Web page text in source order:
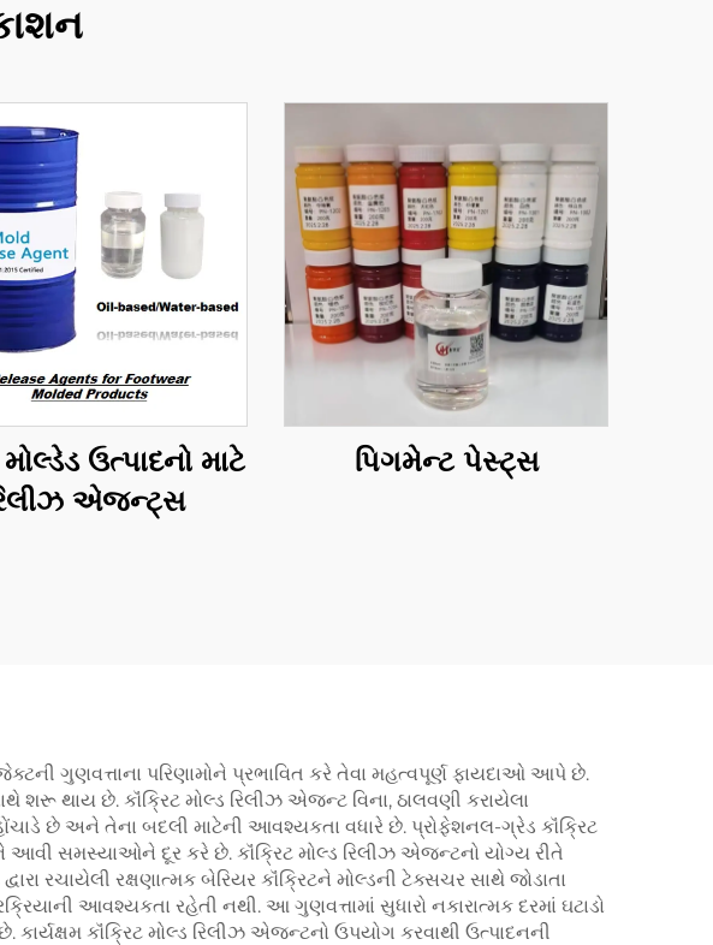
ઉત્પાદનો માટે
એજન્ટ્સ
પિગમેન્ટ પેસ્ટ્સ
ગુણવત્તાના પરિણામોને પ્રભાવિત કરે તેવા મહત્વપૂર્ણ ફાયદાઓ આપે છે.
થાય છે. કૉંક્રિટ મોલ્ડ રિલીઝ એજન્ટ વિના, ઠાલવણી કરાયેલા
છે અને તેના બદલી માટેની આવશ્યકતા વધારે છે. પ્રોફેશનલ-ગ્રેડ કૉંક્રિટ
આવી સમસ્યાઓને દૂર કરે છે. કૉંક્રિટ મોલ્ડ રિલીઝ એજન્ટનો યોગ્ય રીતે
રચાયેલી રક્ષણાત્મક બેરિયર કૉંક્રિટને મોલ્ડની ટેક્સચર સાથે જોડાતા
આવશ્યકતા રહેતી નથી. આ ગુણવત્તામાં સુધારો નકારાત્મક દરમાં ઘટાડો
કૉંક્રિટ મોલ્ડ રિલીઝ એજન્ટનો ઉપયોગ કરવાથી ઉત્પાદનની